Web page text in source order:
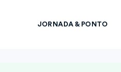
JORNADA & PONTO